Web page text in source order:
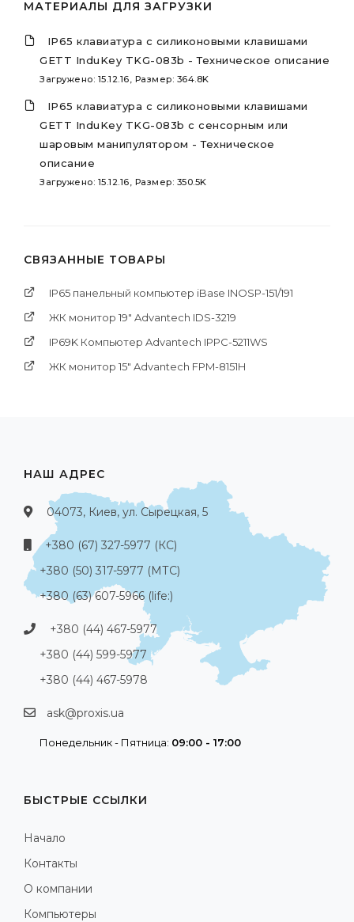
МАТЕРИАЛЫ ДЛЯ ЗАГРУЗКИ
IP65 клавиатура с силиконовыми клавишами
GETT InduKey TKG-083b - Техническое описание
Загружено: 15.12.16, Размер: 364.8K
IP65 клавиатура с силиконовыми клавишами
GETT InduKey TKG-083b с сенсорным или
шаровым манипулятором - Техническое
описание
Загружено: 15.12.16, Размер: 350.5K
СВЯЗАННЫЕ ТОВАРЫ
IP65 панельный компьютер iBase INOSP-151/191
ЖК монитор 19" Advantech IDS-3219
IP69K Компьютер Advantech IPPC-5211WS
ЖК монитор 15" Advantech FPM-8151H
НАШ АДРЕС
04073, Киев, ул. Сырецкая, 5
+380 (67) 327-5977 (КС)
+380 (50) 317-5977 (МТС)
+380 (63) 607-5966 (life:)
+380 (44) 467-5977
+380 (44) 599-5977
+380 (44) 467-5978
ask@proxis.ua
Понедельник - Пятница: 09:00 - 17:00
БЫСТРЫЕ ССЫЛКИ
Начало
Контакты
О компании
Компьютеры